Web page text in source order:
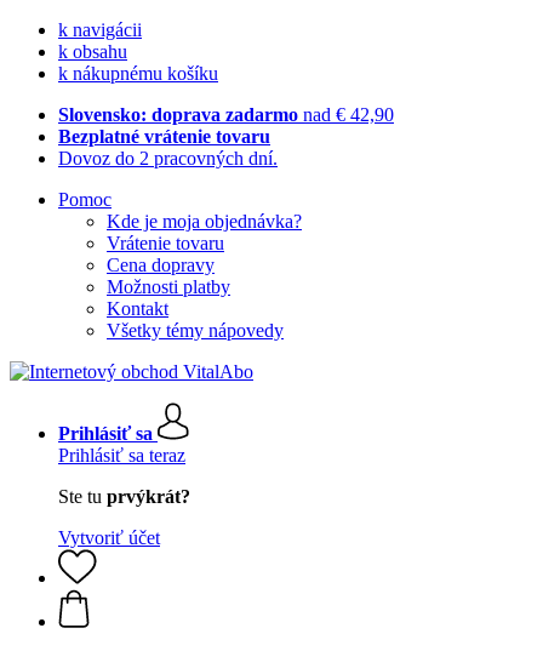
k navigácii
k obsahu
k nákupnému košíku
Slovensko: doprava zadarmo nad € 42,90
Bezplatné vrátenie tovaru
Dovoz do 2 pracovných dní.
Pomoc
Kde je moja objednávka?
Vrátenie tovaru
Cena dopravy
Možnosti platby
Kontakt
Všetky témy nápovedy
Prihlásiť sa
Prihlásiť sa teraz
Ste tu prvýkrát?
Vytvoriť účet